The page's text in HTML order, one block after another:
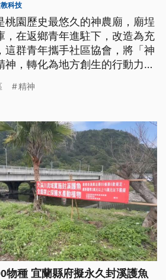
科技
桃園歷史最悠久的神農廟，廟埕
，在返鄉青年進駐下，改造為充
這群青年攜手社區協會，將「神
神，轉化為地方創生的行動力，
精神
物種 宜蘭縣府擬永久封溪護魚